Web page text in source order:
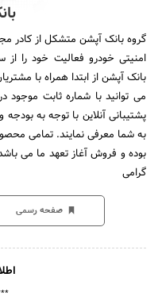
گروه بانک آپشن متشکل از کادر
بانک آپشن از ابتدا همراه با
می توانید با شماره ثابت
پشتیبانی آنلاین با توجه به
به شما معرفی نمایند. تمامی
بوده و فروش آغاز تعهد ما می
گرامی
صفحه رسمی